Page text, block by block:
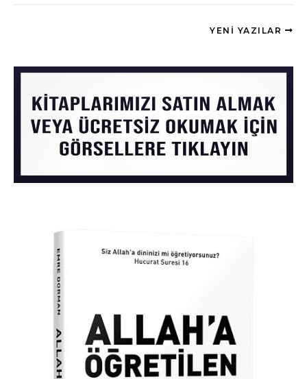
YENI YAZILAR